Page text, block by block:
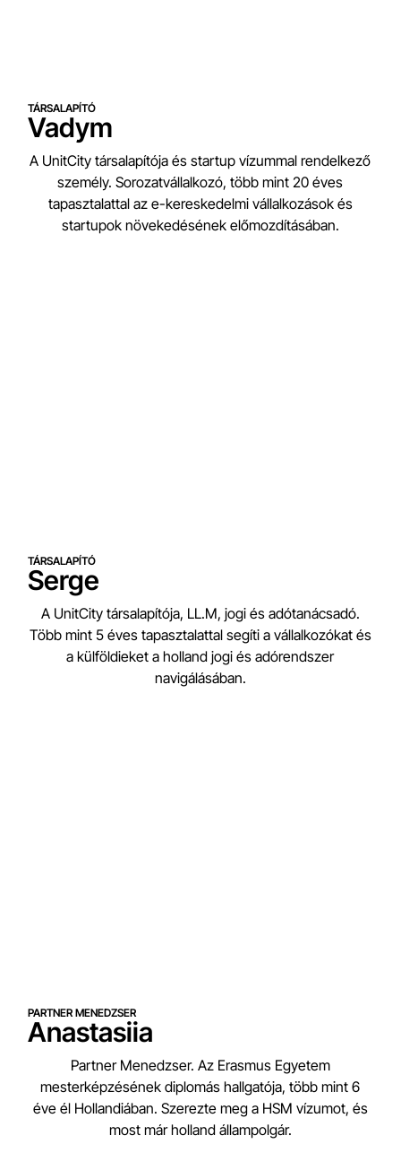
TÁRSALAPÍTÓ
Vadym
A UnitCity társalapítója és startup vízummal rendelkező
személy. Sorozatvállalkozó, több mint 20 éves
tapasztalattal az e-kereskedelmi vállalkozások és
startupok növekedésének előmozdításában.
TÁRSALAPÍTÓ
Serge
A UnitCity társalapítója, LL.M, jogi és adótanácsadó.
Több mint 5 éves tapasztalattal segíti a vállalkozókat és
a külföldieket a holland jogi és adórendszer
navigálásában.
PARTNER MENEDZSER
Anastasiia
Partner Menedzser. Az Erasmus Egyetem
mesterképzésének diplomás hallgatója, több mint 6
éve él Hollandiában. Szerezte meg a HSM vízumot, és
most már holland állampolgár.